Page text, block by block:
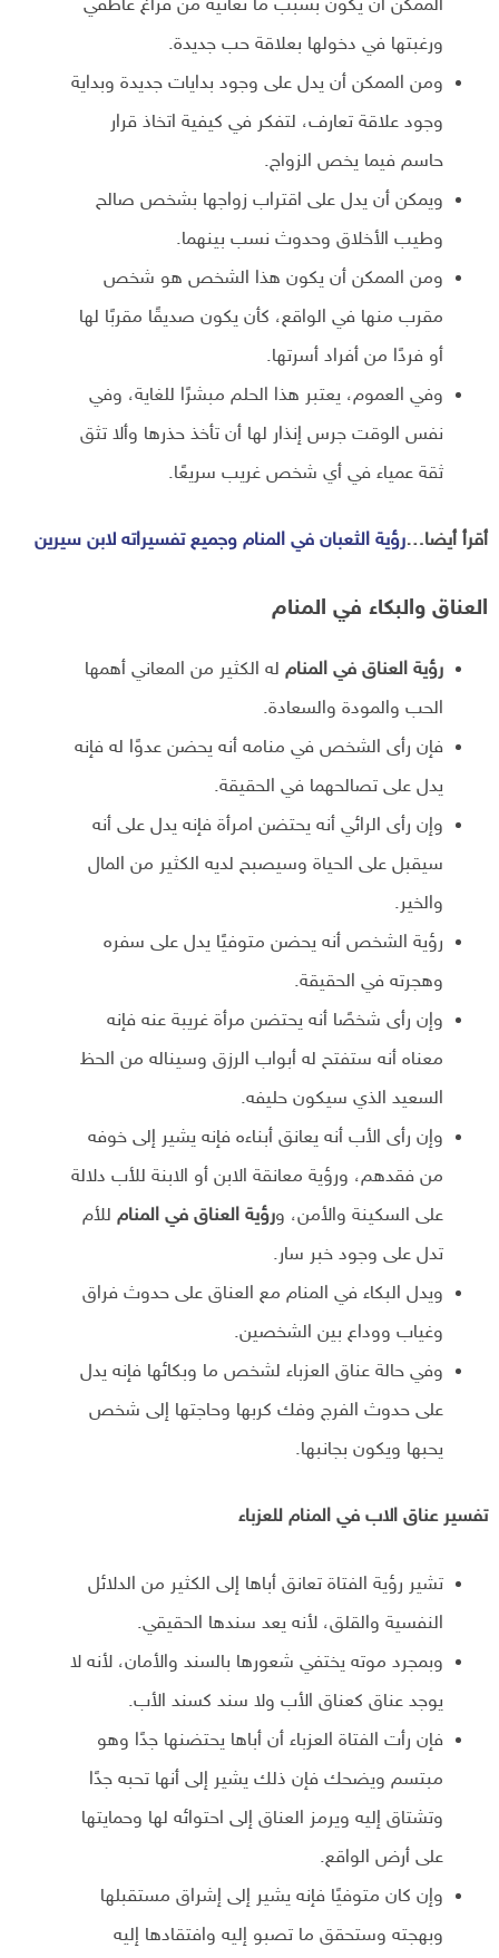
الممكن أن يكون بسبب ما تعانيه من فراغ عاطفي
ورغبتها في دخولها بعلاقة حب جديدة.
ومن الممكن أن يدل على وجود بدايات جديدة وبداية
وجود علاقة تعارف، لتفكر في كيفية اتخاذ قرار
حاسم فيما يخص الزواج.
ويمكن أن يدل على اقتراب زواجها بشخص صالح
وطيب الأخلاق وحدوث نسب بينهما.
ومن الممكن أن يكون هذا الشخص هو شخص
مقرب منها في الواقع، كأن يكون صديقًا مقربًا لها
أو فردًا من أفراد أسرتها.
وفي العموم، يعتبر هذا الحلم مبشرًا للغاية، وفي
نفس الوقت جرس إنذار لها أن تأخذ حذرها وألا تثق
ثقة عمياء في أي شخص غريب سريعًا.
أقرأ أيضا…رؤية الثعبان في المنام وجميع تفسيراته لابن سيرين
العناق والبكاء في المنام
رؤية العناق في المنام له الكثير من المعاني أهمها
الحب والمودة والسعادة.
فإن رأى الشخص في منامه أنه يحضن عدوًا له فإنه
يدل على تصالحهما في الحقيقة.
وإن رأى الرائي أنه يحتضن امرأة فإنه يدل على أنه
سيقبل على الحياة وسيصبح لديه الكثير من المال
والخير.
رؤية الشخص أنه يحضن متوفيًا يدل على سفره
وهجرته في الحقيقة.
وإن رأى شخصًا أنه يحتضن مرأة غريبة عنه فإنه
معناه أنه ستفتح له أبواب الرزق وسيناله من الحظ
السعيد الذي سيكون حليفه.
وإن رأى الأب أنه يعانق أبناءه فإنه يشير إلى خوفه
من فقدهم، ورؤية معانقة الابن أو الابنة للأب دلالة
على السكينة والأمن، ورؤية العناق في المنام للأم
تدل على وجود خبر سار.
ويدل البكاء في المنام مع العناق على حدوث فراق
وغياب ووداع بين الشخصين.
وفي حالة عناق العزباء لشخص ما وبكائها فإنه يدل
على حدوث الفرج وفك كربها وحاجتها إلى شخص
يحبها ويكون بجانبها.
تفسير عناق الاب في المنام للعزباء
تشير رؤية الفتاة تعانق أباها إلى الكثير من الدلائل
النفسية والقلق، لأنه يعد سندها الحقيقي.
وبمجرد موته يختفي شعورها بالسند والأمان، لأنه لا
يوجد عناق كعناق الأب ولا سند كسند الأب.
فإن رأت الفتاة العزباء أن أباها يحتضنها جدًا وهو
مبتسم ويضحك فإن ذلك يشير إلى أنها تحبه جدًا
وتشتاق إليه ويرمز العناق إلى احتوائه لها وحمايتها
على أرض الواقع.
وإن كان متوفيًا فإنه يشير إلى إشراق مستقبلها
وبهجته وستحقق ما تصبو إليه وافتقادها إليه